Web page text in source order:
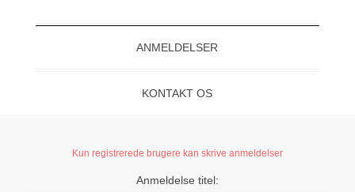
ANMELDELSER
KONTAKT OS
Kun registrerede brugere kan skrive anmeldelser
Anmeldelse titel: